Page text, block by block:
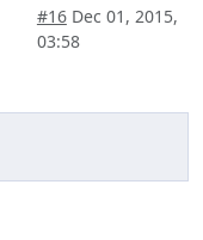
#16Dec 01, 2015,
03:58